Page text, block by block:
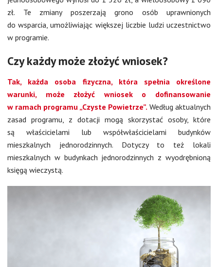
zł. Te zmiany poszerzają grono osób uprawnionych
do wsparcia, umożliwiając większej liczbie ludzi uczestnictwo
w programie.
Czy każdy może złożyć wniosek?
Tak, każda osoba fizyczna, która spełnia określone
warunki, może złożyć wniosek o dofinansowanie
w ramach programu „Czyste Powietrze”. Według aktualnych
zasad programu, z dotacji mogą skorzystać osoby, które
są właścicielami lub współwłaścicielami budynków
mieszkalnych jednorodzinnych. Dotyczy to też lokali
mieszkalnych w budynkach jednorodzinnych z wyodrębnioną
księgą wieczystą.